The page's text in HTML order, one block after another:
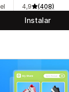
4,9
(408)
Instalar